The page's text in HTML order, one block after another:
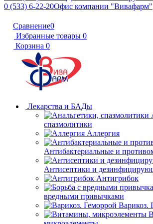
0 (533) 6-22-20Офис компании "Вивафарм"
Сравнение0
Избранные товары 0
Корзина 0
Лекарства и БАДы
спазмолитики
Аллергия
Антибактериальные и
Антисептики и
Антигрибок
вредными привычками
Варикоз.